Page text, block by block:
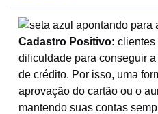
Cadastro Positivo: clientes
dificuldade para conseguir
de crédito. Por isso, uma
aprovação do cartão ou o
mantendo suas contas